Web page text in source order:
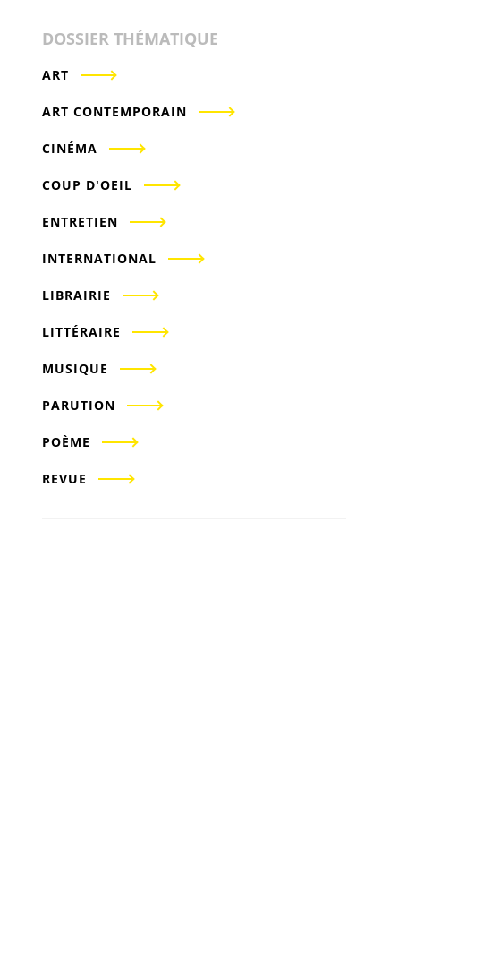
DOSSIER THÉMATIQUE
ART
ART CONTEMPORAIN
CINÉMA
COUP D'OEIL
ENTRETIEN
INTERNATIONAL
LIBRAIRIE
LITTÉRAIRE
MUSIQUE
PARUTION
POÈME
REVUE